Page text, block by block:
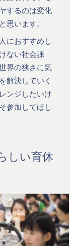
するのは変化
思います。
におすすめし
ない社会課
界の狭さに気
解決していく
ンジしたいけ
参加してほし
しい育休